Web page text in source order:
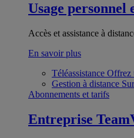
Usage personnel
Accès et assistance à
En savoir plus
Téléassistance Offrez
Gestion à distance
Abonnements et tarifs
Entreprise